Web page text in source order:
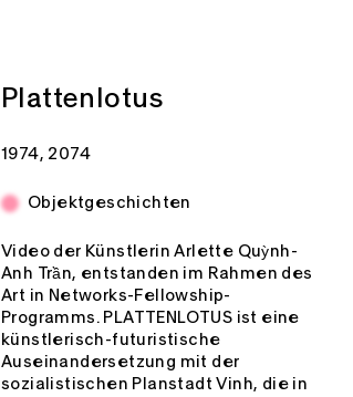
Plattenlotus
Zeitspannen:
1974 2074
Objektgeschichten
Video der Künstlerin Arlette Quỳnh-
Anh Trần, entstanden im Rahmen des
Art in Networks-Fellowship-
Programms. PLATTENLOTUS ist eine
künstlerisch-futuristische
Auseinandersetzung mit der
sozialistischen Planstadt Vinh, die in